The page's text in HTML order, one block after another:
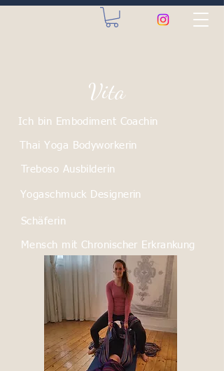
Vita
Ich bin Embodiment Coachin
Thai Yoga Bodyworkerin
Treboso Ausbilderin
Yogaschmuck Designerin
Schäferin
Mensch mit Chronischer Erkrankung